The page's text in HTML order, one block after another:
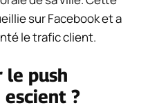
sur Facebook et a
le trafic client.
le push
?